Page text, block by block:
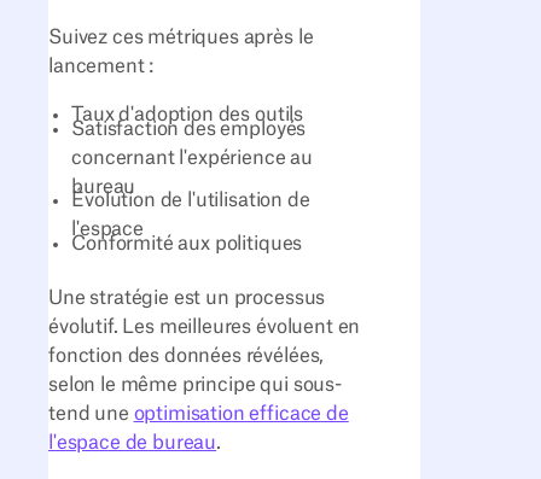
Suivez ces métriques après le
lancement :
Taux d'adoption des outils
Satisfaction des employés
concernant l'expérience au
bureau
Évolution de l'utilisation de
l'espace
Conformité aux politiques
Une stratégie est un processus
évolutif. Les meilleures évoluent en
fonction des données révélées,
selon le même principe qui sous-
tend une optimisation efficace de
l'espace de bureau.